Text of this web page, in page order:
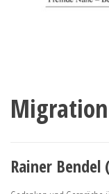
Rainer Bendel